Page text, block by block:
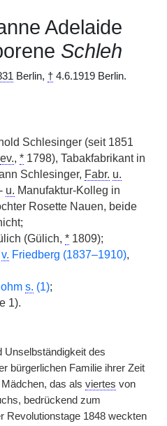
Adelaide
Schleh
Berlin, † 4.6.1919 Berlin.
Schlesinger (seit 1851
ev., * 1798), Tabakfabrikant in
Schlesinger, Fabr. u.
u. Manufaktur-Kolleg in
Rosette Nauen, beide
(Gülich, * 1809);
v. Friedberg (1837–1910),
s. (1);
1).
Unselbständigkeit des
bürgerlichen Familie ihrer Zeit
das als viertes von
bedrückend zum
Revolutionstage 1848 weckten